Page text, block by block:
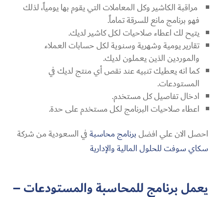
مراقبة الكاشير وكل المعاملات التي يقوم بها يومياً، لذلك
فهو برنامج مانع للسرقة تماماً.
يتيح لك اعطاء صلاحيات لكل كاشير لديك.
تقارير يومية وشهرية وسنوية لكل حسابات العملاء
والموردين الذين يعملون لديك.
كما انه يعطيك تنبيه عند نقص أي منتج لديك في
المستودعات.
ادخال تفاصيل كل مستخدم.
اعطاء صلاحيات البرنامج لكل مستخدم على حدة.
احصل الان علي افضلبرنامج محاسبةفي السعودية من شركة
سكاي سوفت للحلول المالية والإدارية
يعمل برنامج للمحاسبة والمستودعات –